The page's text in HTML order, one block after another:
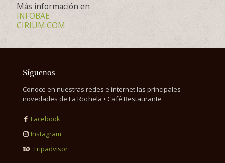
Más información en
INFOBAE
CIRIUM.COM
Síguenos
Conoce en nuestras redes e internet las principales
novedades de La Rochela • Café Restaurante
Facebook
Instagram
Tripadvisor